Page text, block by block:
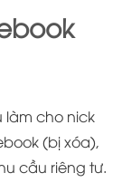
cho nick
(bị xóa),
cầu riêng tư.